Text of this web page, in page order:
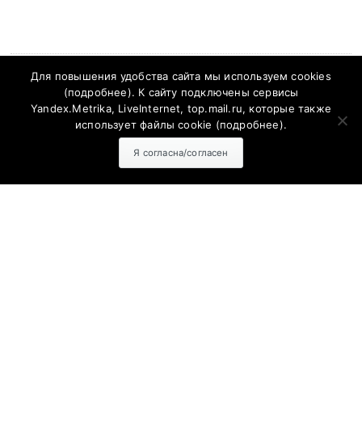
ПОЛИТИКА КОНФИДЕНЦИАЛЬНОСТИ
Политика конфиденциальности
Для повышения удобства сайта мы используем cookies
(подробнее). К сайту подключены сервисы
Yandex.Metrika, LiveInternet, top.mail.ru, которые также
использует файлы cookie (подробнее).
Я согласна/согласен